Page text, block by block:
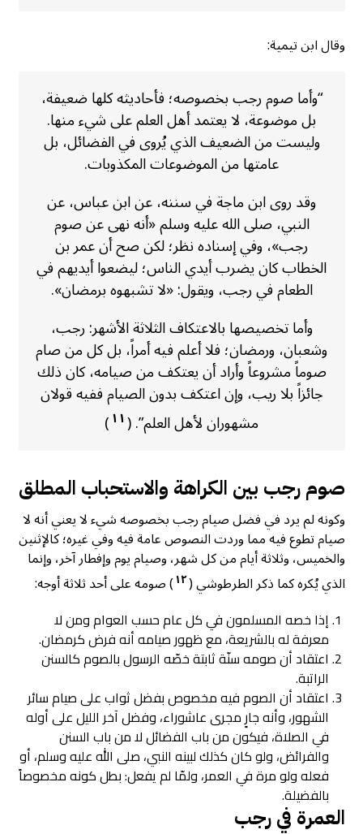
وقال ابن تيمية:
“وأما صوم رجب بخصوصه؛ فأحاديثه كلها ضعيفة،
بل موضوعة، لا يعتمد أهل العلم على شيء منها.
وليست من الضعيف الذي يُروى في الفضائل، بل
عامتها من الموضوعات المكذوبات.
وقد روى ابن ماجة في سننه، عن ابن عباس، عن
النبي، صلى الله عليه وسلم «أنه نهى عن صوم
رجب»، وفي إسناده نظر؛ لكن صح أن عمر بن
الخطاب كان يضرب أيدي الناس؛ ليضعوا أيديهم في
الطعام في رجب، ويقول: «لا تشبهوه برمضان».
وأما تخصيصها بالاعتكاف الثلاثة الأشهر: رجب،
وشعبان، ورمضان؛ فلا أعلم فيه أمراً، بل كل من صام
صوماً مشروعاً وأراد أن يعتكف من صيامه، كان ذلك
جائزاً بلا ريب، وإن اعتكف بدون الصيام ففيه قولان
مشهوران لأهل العلم”. (١١)
صوم رجب بين الكراهة والاستحباب المطلق
وكونه لم يرد في فضل صيام رجب بخصوصه شيء لا يعني أنه لا
صيام تطوع فيه مما وردت النصوص عامة فيه وفي غيره؛ كالإثنين
والخميس، وثلاثة أيام من كل شهر، وصيام يوم وإفطار آخر، وإنما
الذي يُكره كما ذكر الطرطوشي (١٢) صومه على أحد ثلاثة أوجه:
إذا خصه المسلمون في كل عام حسب العوام ومن لا
معرفة له بالشريعة، مع ظهور صيامه أنه فرض كرمضان.
اعتقاد أن صومه سنّة ثابتة خصّه الرسول بالصوم كالسنن
الراتبة.
اعتقاد أن الصوم فيه مخصوص بفضل ثواب على صيام سائر
الشهور، وأنه جارٍ مجرى عاشوراء، وفضل آخر الليل على أوله
في الصلاة، فيكون من باب الفضائل لا من باب السنن
والفرائض، ولو كان كذلك لبينه النبي، صلى الله عليه وسلم، أو
فعله ولو مرة في العمر، ولمّا لم يفعل: بطل كونه مخصوصاً
بالفضيلة.
العمرة في رجب